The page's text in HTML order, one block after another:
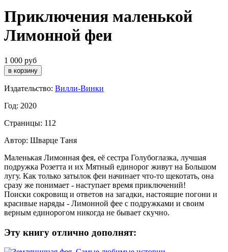
Приключения маленькой
Лимонной феи
1 000 руб
Издательство: Вилли-Винки
Год: 2020
Страницы: 112
Автор: Шварце Таня
Маленькая Лимонная фея, её сестра Голубоглазка, лучшая
подружка Розетта и их Мятный единорог живут на Большом
лугу. Как только затылок феи начинает что-то щекотать, она
сразу же понимает - наступает время приключений!
Поиски сокровищ и ответов на загадки, настоящие погони и
красивые наряды - Лимонной фее с подружками и своим
верным единорогом никогда не бывает скучно.
Эту книгу отлично дополнят: